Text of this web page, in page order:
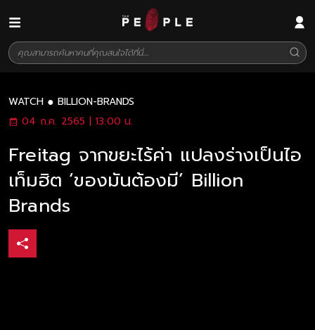
WATCH
BILLION-BRANDS
04 ก.ค. 2565 | 13:00 น.
Freitag จากขยะไร้ค่า แปลงร่างเป็นไอ
เท็มฮิต ‘ของมันต้องมี’ Billion
Brands